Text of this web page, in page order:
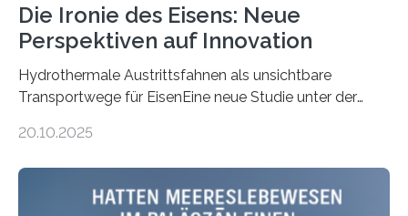
Die Ironie des Eisens: Neue
Perspektiven auf Innovation
Hydrothermale Austrittsfahnen als unsichtbare
Transportwege für EisenEine neue Studie unter der
Umweltwissenschaften der Universität Bremen –
Stoffkreislauf im Ozean prägen. Die Überblicksstudie
20.10.2025